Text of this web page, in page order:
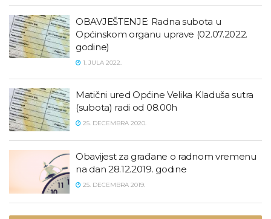
OBAVJEŠTENJE: Radna subota u
Općinskom organu uprave (02.07.2022.
godine)
1. JULA 2022.
Matični ured Općine Velika Kladuša sutra
(subota) radi od 08.00h
25. DECEMBRA 2020.
Obavijest za građane o radnom vremenu
na dan 28.12.2019. godine
25. DECEMBRA 2019.